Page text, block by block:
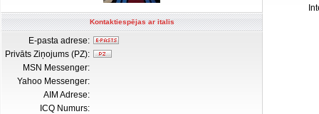
Kontaktiespējas ar italis
E-pasta adrese:
Privāts Ziņojums (PZ):
MSN Messenger:
Yahoo Messenger:
AIM Adrese:
ICQ Numurs: